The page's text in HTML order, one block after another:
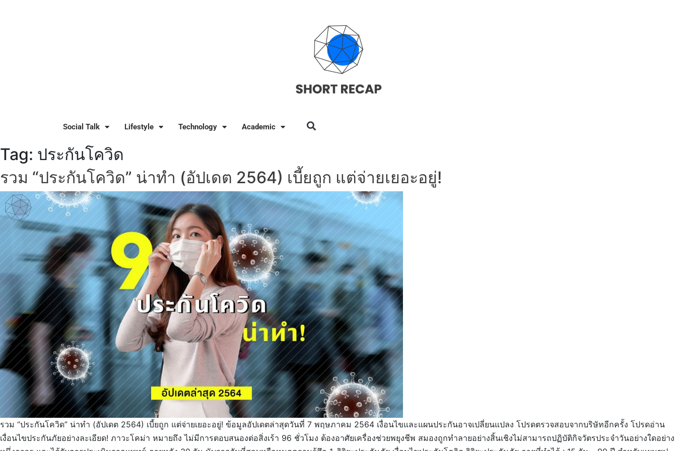
Social Talk Lifestyle Technology Academic
Tag: ประกันโควิด
รวม “ประกันโควิด” น่าทำ (อัปเดต 2564) เบี้ยถูก แต่จ่ายเยอะอยู่!
รวม “ประกันโควิด” น่าทำ (อัปเดต 2564) เบี้ยถูก แต่จ่ายเยอะอยู่! ข้อมูลอัปเดตล่าสุดวันที่ 7 พฤษภาคม 2564 เงื่อนไขและแผนประกันอาจเปลี่ยนแปลง โปรดตรวจสอบจากบริษัทอีกครั้ง โปรดอ่าน
เงื่อนไขประกันภัยอย่างละเอียด! ภาวะโคม่า หมายถึง ไม่มีการตอบสนองต่อสิ่งเร้า 96 ชั่วโมง ต้องอาศัยเครื่องช่วยพยุงชีพ สมองถูกทำลายอย่างสิ้นเชิงไม่สามารถปฏิบัติกิจวัตรประจำวันอย่างใดอย่าง